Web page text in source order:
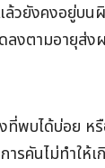
ล้วยังคงอยู่บ
ลงตามอายุส่
พบได้บ่อย ห
ารคันไม่ทำใ